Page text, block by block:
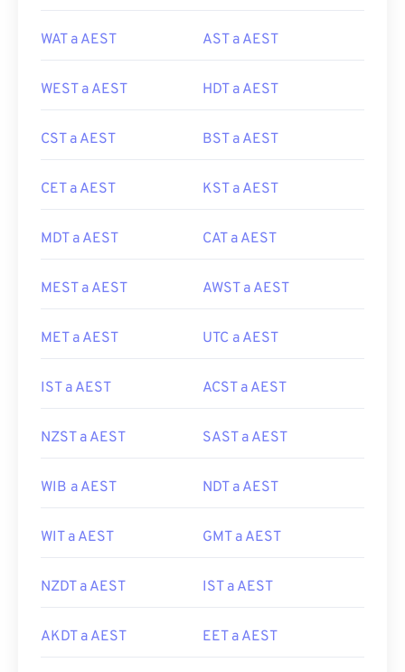
WAT a AEST AST a AEST
WEST a AEST HDT a AEST
CST a AEST BST a AEST
CET a AEST KST a AEST
MDT a AEST CAT a AEST
MEST a AEST AWST a AEST
MET a AEST UTC a AEST
IST a AEST ACST a AEST
NZST a AEST SAST a AEST
WIB a AEST NDT a AEST
WIT a AEST GMT a AEST
NZDT a AEST IST a AEST
AKDT a AEST EET a AEST